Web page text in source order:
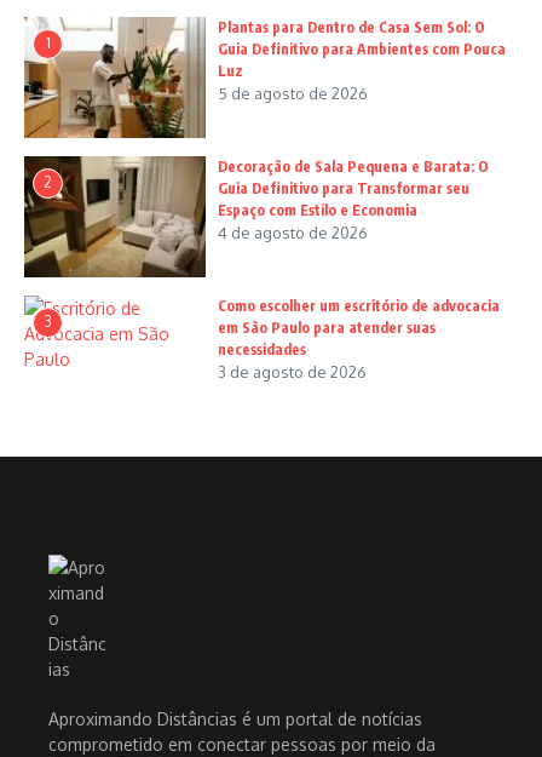
1
Plantas para Dentro de Casa Sem Sol: O
Guia Definitivo para Ambientes com Pouca
Luz
5 de agosto de 2026
2
Decoração de Sala Pequena e Barata: O
Guia Definitivo para Transformar seu
Espaço com Estilo e Economia
4 de agosto de 2026
3
Como escolher um escritório de advocacia
em São Paulo para atender suas
necessidades
3 de agosto de 2026
Aproximando Distâncias é um portal de notícias
comprometido em conectar pessoas por meio da